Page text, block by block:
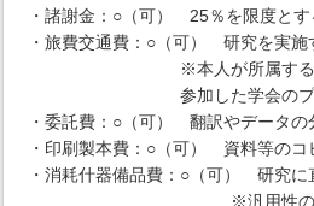
・諸謝金：○（可） 25％を限度とす
・旅費交通費：○（可） 研究を実
※本人が所属する学会や参
参加した学会のプログラ
・委託費：○（可） 翻訳やデータ
・印刷製本費：○（可） 資料等の
・消耗什器備品費：○（可） 研究に
※汎用性の高い機器類は